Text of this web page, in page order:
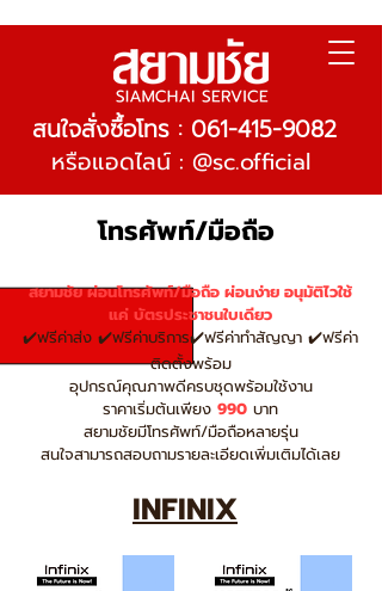
สนใจสั่งซื้อโทร : 061-415-9082
หรือแอดไลน์ : @sc.official
โทรศัพท์/มือถือ
สยามชัย ผ่อนโทรศัพท์/มือถือ ผ่อนง่าย อนุมัติไวใช้
แค่ บัตรประชาชนใบเดียว
✔️ฟรีค่าส่ง ✔️ฟรีค่าบริการ✔️ฟรีค่าทำสัญญา ✔️ฟรีค่า
ติดตั้งพร้อม
อุปกรณ์คุณภาพดีครบชุดพร้อมใช้งาน
ราคาเริ่มต้นเพียง 990 บาท
สยามชัยมีโทรศัพท์/มือถือหลายรุ่น
สนใจสามารถสอบถามรายละเอียดเพิ่มเติมได้เลย
INFINIX